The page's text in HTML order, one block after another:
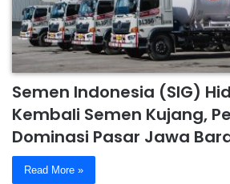
Semen Indonesia (SIG)
Kembali Semen Kujang,
Dominasi Pasar Jawa
Read More »